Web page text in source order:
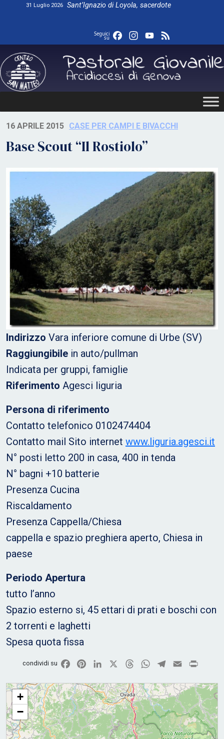
31 Luglio 2026 Sant’Ignazio di Loyola, sacerdote
Seguici
su FacebookInstagram
YouTube
16 APRILE 2015 CASE PER CAMPI E BIVACCHI
Base Scout “Il Rostiolo”
Indirizzo Vara inferiore comune di Urbe (SV)
Raggiungibile in auto/pullman
Indicata per gruppi, famiglie
Riferimento Agesci liguria
Persona di riferimento
Contatto telefonico 0102474404
Contatto mail Sito internet www.liguria.agesci.it
N° posti letto 200 in casa, 400 in tenda
N° bagni +10 batterie
Presenza Cucina
Riscaldamento
Presenza Cappella/Chiesa
cappella e spazio preghiera aperto, Chiesa in
paese
Periodo Apertura
tutto l’anno
Spazio esterno si, 45 ettari di prati e boschi con
2 torrenti e laghetti
Spesa quota fissa
condividi su FacebookPinterestLinkedIn ThreadsWhatsApp
Telegram
Email
Base Scout "Il Rostiolo"
+
−